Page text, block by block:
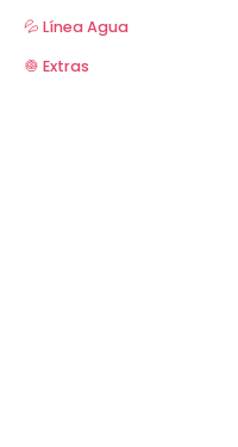
💦 Línea Agua
🧅 Extras